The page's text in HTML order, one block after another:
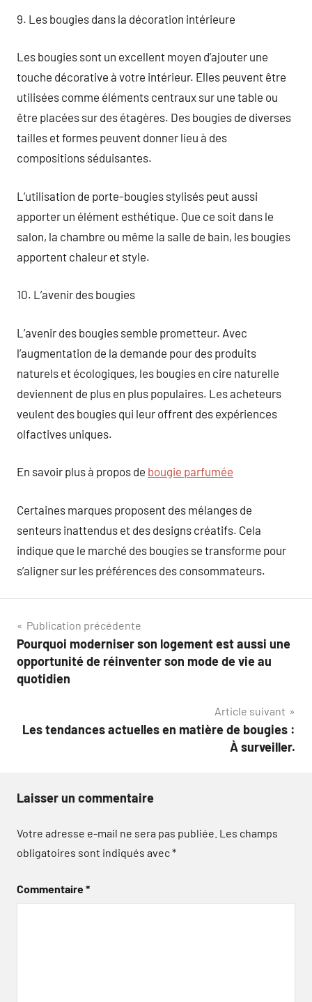
9. Les bougies dans la décoration intérieure
Les bougies sont un excellent moyen d’ajouter une
touche décorative à votre intérieur. Elles peuvent être
utilisées comme éléments centraux sur une table ou
être placées sur des étagères. Des bougies de diverses
tailles et formes peuvent donner lieu à des
compositions séduisantes.
L’utilisation de porte-bougies stylisés peut aussi
apporter un élément esthétique. Que ce soit dans le
salon, la chambre ou même la salle de bain, les bougies
apportent chaleur et style.
10. L’avenir des bougies
L’avenir des bougies semble prometteur. Avec
l’augmentation de la demande pour des produits
naturels et écologiques, les bougies en cire naturelle
deviennent de plus en plus populaires. Les acheteurs
veulent des bougies qui leur offrent des expériences
olfactives uniques.
En savoir plus à propos de bougie parfumée
Certaines marques proposent des mélanges de
senteurs inattendus et des designs créatifs. Cela
indique que le marché des bougies se transforme pour
s’aligner sur les préférences des consommateurs.
Navigation
de
l’article
Publication précédente
Pourquoi moderniser son logement est aussi une
opportunité de réinventer son mode de vie au
quotidien
Article suivant
Les tendances actuelles en matière de bougies :
À surveiller.
Laisser un commentaire
Votre adresse e-mail ne sera pas publiée. Les champs
obligatoires sont indiqués avec*
Commentaire*